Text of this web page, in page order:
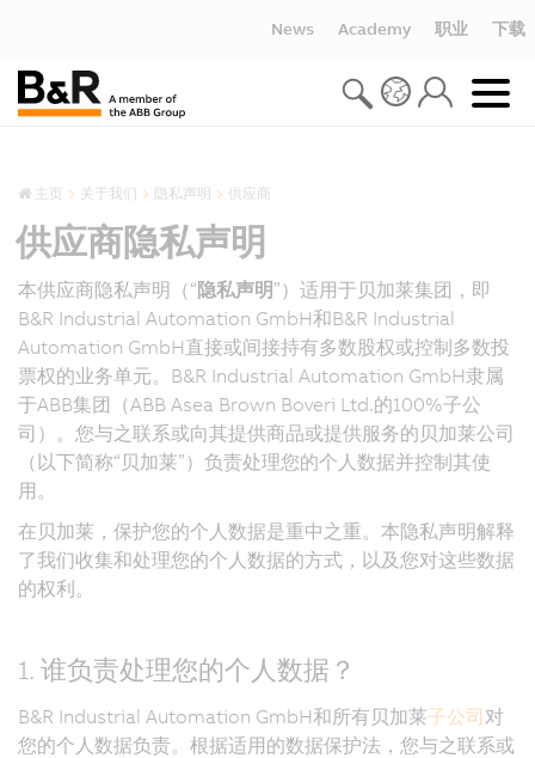
News Academy 职业 下载
主页 关于我们 隐私声明 供应商
供应商隐私声明
本供应商隐私声明（“隐私声明”）适用于贝加莱集团，即
B&R Industrial Automation GmbH和B&R Industrial
Automation GmbH直接或间接持有多数股权或控制多数投
票权的业务单元。B&R Industrial Automation GmbH隶属
于ABB集团（ABB Asea Brown Boveri Ltd.的100%子公
司）。您与之联系或向其提供商品或提供服务的贝加莱公司
（以下简称“贝加莱”）负责处理您的个人数据并控制其使
用。
在贝加莱，保护您的个人数据是重中之重。本隐私声明解释
了我们收集和处理您的个人数据的方式，以及您对这些数据
的权利。
1. 谁负责处理您的个人数据？
B&R Industrial Automation GmbH和所有贝加莱子公司 对
您的个人数据负责。根据适用的数据保护法，您与之联系或